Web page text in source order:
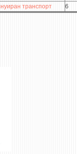
транспорт 6